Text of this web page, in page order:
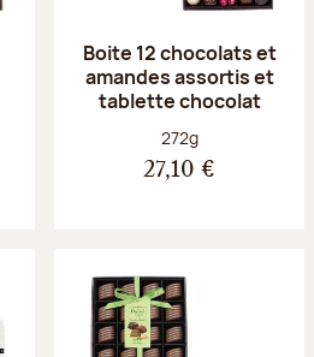
Boite 12 chocolats et
amandes assortis et
tablette chocolat
Poids net :
272g
27,10 €